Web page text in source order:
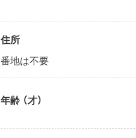
住所
番地は不要
年齢 （才）